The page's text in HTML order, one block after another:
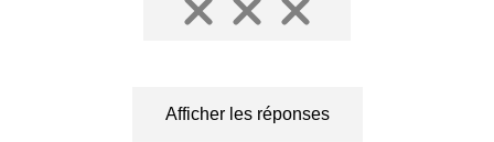
Afficher les réponses